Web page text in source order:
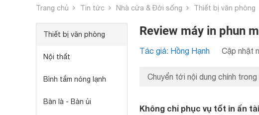
Trang chủ Tin tức Nhà cửa & Đời sống Thiết bị văn phòng
Thiết bị văn phòng
Nội thất
Bình tắm nóng lạnh
Bàn là - Bàn ủi
Review máy in phun
Tác giả: Hồng Hạnh Cập nhật
Chuyển tới nội dung chính trong
Không chỉ phục vụ tốt in ấn